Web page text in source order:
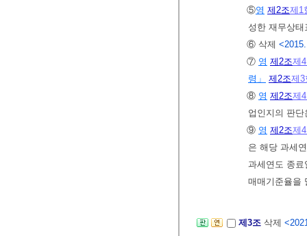
⑤영 제2조제1
성한 재무상
⑥ 삭제
⑦ 영 제2조제
령」
제2조제3
⑧ 영 제2조제
업인지의 판
⑨ 영 제2조제
은 해당 과세
과세연도 종료
매매기준율을
제3조 삭제